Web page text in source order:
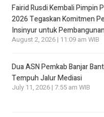
Fairid Rusdi Kembali Pimpin
2026 Tegaskan Komitmen
Insinyur untuk
August 2, 2026 | 11:09 am WIB
Dua ASN Pemkab Banjar
Tempuh Jalur Mediasi
July 11, 2026 | 7:55 am WIB